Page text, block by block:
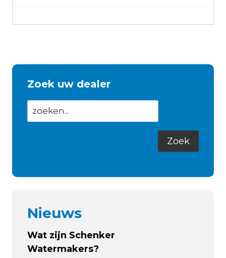
Zoek uw dealer
Nieuws
Wat zijn Schenker
Watermakers?